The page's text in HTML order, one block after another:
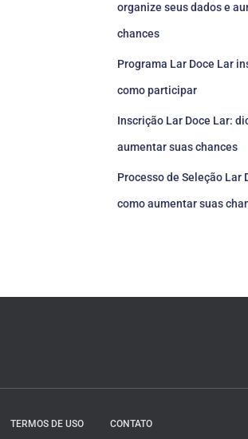
organize seus dados e
chances
Programa Lar Doce Lar
como participar
Inscrição Lar Doce Lar:
aumentar suas chances
Processo de Seleção Lar
como aumentar suas
TERMOS DE USO CONTATO